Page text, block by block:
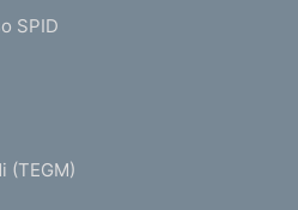
SPID
(TEGM)